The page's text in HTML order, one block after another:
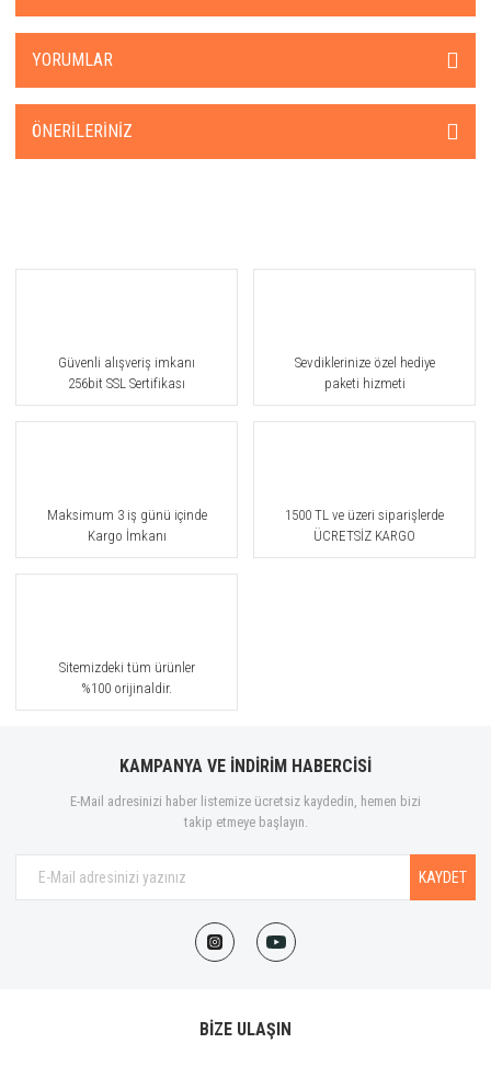
YORUMLAR
ÖNERILERINIZ
Güvenli alışveriş imkanı
256bit SSL Sertifikası
Sevdiklerinize özel hediye
paketi hizmeti
Maksimum 3 iş günü içinde
Kargo İmkanı
1500 TL ve üzeri siparişlerde
ÜCRETSİZ KARGO
Sitemizdeki tüm ürünler
%100 orijinaldir.
KAMPANYA VE İNDİRİM HABERCİSİ
E-Mail adresinizi haber listemize ücretsiz kaydedin, hemen bizi
takip etmeye başlayın.
KAYDET
BİZE ULAŞIN